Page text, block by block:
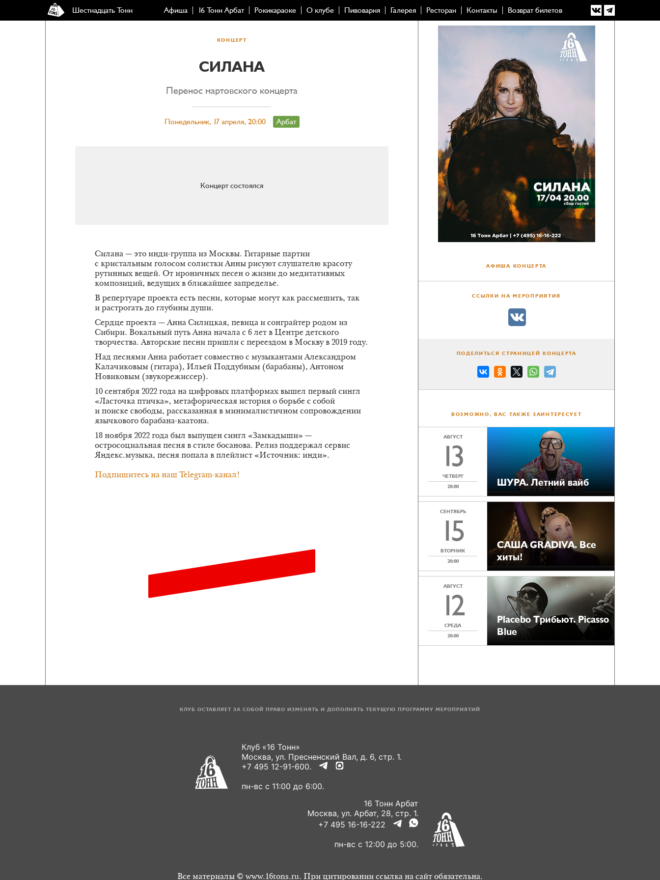
Шестнадцать Тонн Афиша 16 Тонн Арбат Рокикараоке О клубе Пивоварня Галерея Ресторан Контакты Возврат билетов
КОНЦЕРТ
СИЛАНА
Перенос мартовского концерта
Понедельник, 17 апреля, 20:00 Арбат
Концерт состоялся
Силана — это инди-группа из Москвы. Гитарные партии
с кристальным голосом солистки Анны рисуют слушателю красоту
рутинных вещей. От ироничных песен о жизни до медитативных
композиций, ведущих в ближайшее запределье.
В репертуаре проекта есть песни, которые могут как рассмешить, так
и растрогать до глубины души.
Сердце проекта — Анна Силицкая, певица и сонграйтер родом из
Сибири. Вокальный путь Анна начала с 6 лет в Центре детского
творчества. Авторские песни пришли с переездом в Москву в 2019 году.
Над песнями Анна работает совместно с музыкантами Александром
Калачиковым (гитара), Ильей Поддубным (барабаны), Антоном
Новиковым (звукорежиссер).
10 сентября 2022 года на цифровых платформах вышел первый сингл
«Ласточка птичка», метафорическая история о борьбе с собой
и поиске свободы, рассказанная в минималистичном сопровождении
язычкового барабана-каатона.
18 ноября 2022 года был выпущен сингл «Замкадыши» —
остросоциальная песня в стиле босанова. Релиз поддержал сервис
Яндекс.музыка, песня попала в плейлист «Источник: инди».
Подпишитесь на наш Telegram-канал!
АФИША КОНЦЕРТА
ССЫЛКИ НА МЕРОПРИЯТИЯ
ПОДЕЛИТЬСЯ СТРАНИЦЕЙ КОНЦЕРТА
ВОЗМОЖНО, ВАС ТАКЖЕ ЗАИНТЕРЕСУЕТ
АВГУСТ
13
ЧЕТВЕРГ
20:00
ШУРА. Летний вайб
СЕНТЯБРЬ
15
ВТОРНИК
20:00
САША GRADIVA. Все
хиты!
АВГУСТ
12
СРЕДА
20:00
Placebo Tрибьют. Picasso
Blue
КЛУБ ОСТАВЛЯЕТ ЗА СОБОЙ ПРАВО ИЗМЕНЯТЬ И ДОПОЛНЯТЬ ТЕКУЩУЮ ПРОГРАММУ МЕРОПРИЯТИЙ
Клуб «16 Тонн»
Москва, ул. Пресненский Вал, д. 6, стр. 1.
+7 495 12-91-600.
пн-вс с 11:00 до 6:00.
16 Тонн Арбат
Москва, ул. Арбат, 28, стр. 1.
+7 495 16-16-222
пн-вс с 12:00 до 5:00.
Все материалы © www.16tons.ru. При цитировании ссылка на сайт обязательна.